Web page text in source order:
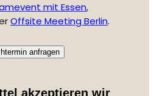
mit Essen,
Offsite Meeting Berlin.
anfragen
akzeptieren wir